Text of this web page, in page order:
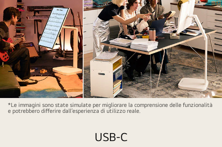
*Le immagini sono state simulate per migliorare la comprensione delle funzionalità
e potrebbero differire dall’esperienza di utilizzo reale.
USB-C